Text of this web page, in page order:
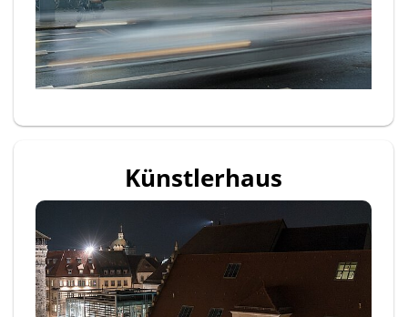
Künstlerhaus